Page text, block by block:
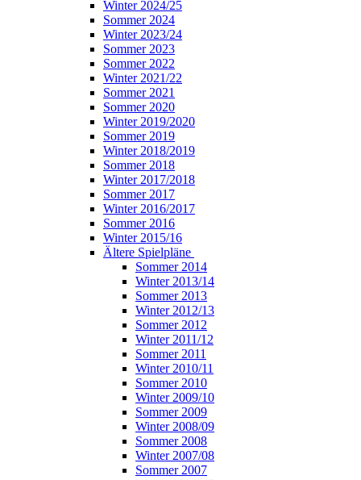
Winter 2024/25
Sommer 2024
Winter 2023/24
Sommer 2023
Sommer 2022
Winter 2021/22
Sommer 2021
Sommer 2020
Winter 2019/2020
Sommer 2019
Winter 2018/2019
Sommer 2018
Winter 2017/2018
Sommer 2017
Winter 2016/2017
Sommer 2016
Winter 2015/16
Ältere Spielpläne
Sommer 2014
Winter 2013/14
Sommer 2013
Winter 2012/13
Sommer 2012
Winter 2011/12
Sommer 2011
Winter 2010/11
Sommer 2010
Winter 2009/10
Sommer 2009
Winter 2008/09
Sommer 2008
Winter 2007/08
Sommer 2007